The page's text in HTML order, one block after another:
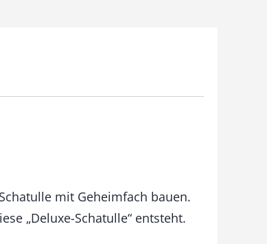
mit Geheimfach bauen.
„Deluxe-Schatulle“ entsteht.